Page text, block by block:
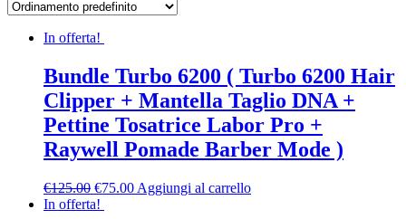
In offerta!
Bundle Turbo 6200 ( Turbo 6200 Hair
Clipper + Mantella Taglio DNA +
Pettine Tosatrice Labor Pro +
Raywell Pomade Barber Mode )
€125.00 €75.00 Aggiungi al carrello
In offerta!